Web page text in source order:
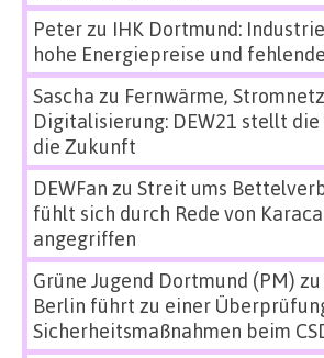
Peterzu IHK Dortmund:
hohe Energiepreise und
Sascha zu Fernwärme,
Digitalisierung: DEW21 stellt
die Zukunft
DEWFan zu Streit ums
fühlt sich durch Rede von
angegriffen
Grüne Jugend Dortmund (PM) zu
Berlin führt zu einer
Sicherheitsmaßnahmen beim